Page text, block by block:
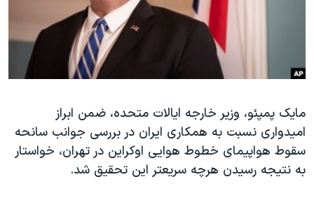
اسرائیل در جنگ
گالری عکس
آرشیو پخش زنده
انتخابات ریاست جمهوری آمریکا ۲۰۲۴
حمله جمهوری اسلامی به اسرائیل
ورزش زنان در ایران
اعتراضات زن، زندگی، آزادی
مجموعه مستندهای دادخواهی
زبانهای مختلف
مایک پمپئو، وزیر خارجه ایالات متحده، ضمن ابراز
امیدواری نسبت به همکاری ایران در بررسی جوانب سانحه
سقوط هواپیمای خطوط هوایی اوکراین در تهران، خواستار
به نتیجه رسیدن هرچه سریعتر این تحقیق شد.